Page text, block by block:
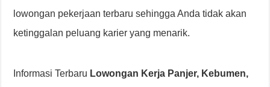
lowongan pekerjaan terbaru sehingga Anda tidak akan
ketinggalan peluang karier yang menarik.
Informasi Terbaru Lowongan Kerja Panjer, Kebumen,